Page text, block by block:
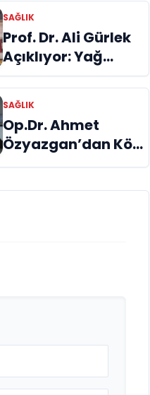
SAĞLIK
Prof. Dr. Ali Gürlek
Açıklıyor: Yağ
Enjeksiyonu ile
Doğal Kök Hücre
Tedavisi
SAĞLIK
Op.Dr. Ahmet
Özyazgan’dan Kök
Hücre Tedavisi